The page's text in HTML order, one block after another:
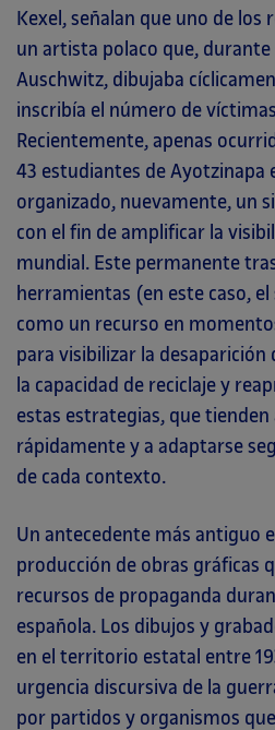
Kexel, señalan que uno de
un artista polaco que,
Auschwitz, dibujaba
inscribía el número de
Recientemente, apenas
43 estudiantes de Ayotzinapa
organizado, nuevamente, un
con el fin de amplificar la
mundial. Este permanente
herramientas (en este caso,
como un recurso en
para visibilizar la
la capacidad de reciclaje y
estas estrategias, que tienden
rápidamente y a adaptarse
de cada contexto.
Un antecedente más antiguo
producción de obras gráficas
recursos de propaganda
española. Los dibujos y
en el territorio estatal entre
urgencia discursiva de la
por partidos y organismos